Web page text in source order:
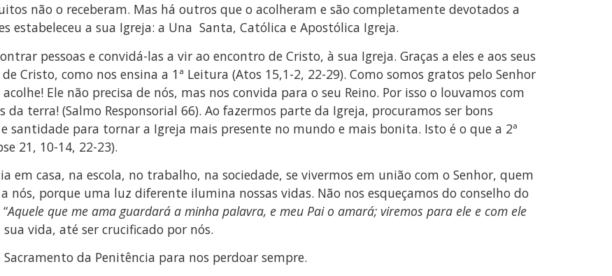
não o receberam. Mas há outros que o acolheram e são completamente devotados a
estabeleceu a sua Igreja: a Una Santa, Católica e Apostólica Igreja.
pessoas e convidá-las a vir ao encontro de Cristo, à sua Igreja. Graças a eles e aos seus
Cristo, como nos ensina a 1ª Leitura (Atos 15,1-2, 22-29). Como somos gratos pelo Senhor
Ele não precisa de nós, mas nos convida para o seu Reino. Por isso o louvamos com
da terra! (Salmo Responsorial 66). Ao fazermos parte da Igreja, procuramos ser bons
santidade para tornar a Igreja mais presente no mundo e mais bonita. Isto é o que a 2ª
21, 10-14, 22-23).
em casa, na escola, no trabalho, na sociedade, se vivermos em união com o Senhor, quem
nós, porque uma luz diferente ilumina nossas vidas. Não nos esqueçamos do conselho do
Aquele que me ama guardará a minha palavra, e meu Pai o amará; viremos para ele e com ele
vida, até ser crucificado por nós.
da Penitência para nos perdoar sempre.